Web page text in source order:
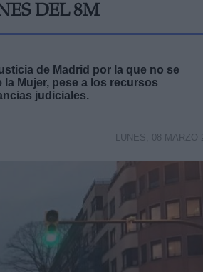
DEL 8M
de Madrid por la que no se
Mujer, pese a los recursos
judiciales.
LUNES, 08 MARZO